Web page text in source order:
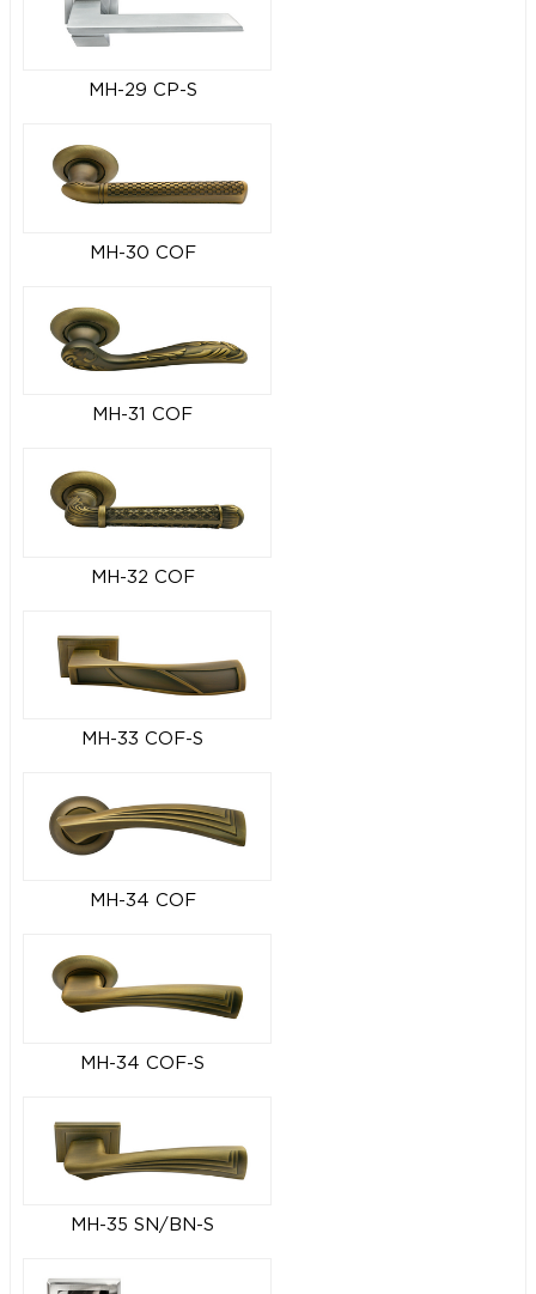
MH-29 CP-S
MH-30 COF
MH-31 COF
MH-32 COF
MH-33 COF-S
MH-34 COF
MH-34 COF-S
MH-35 SN/BN-S